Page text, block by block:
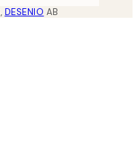
, DESENIO AB